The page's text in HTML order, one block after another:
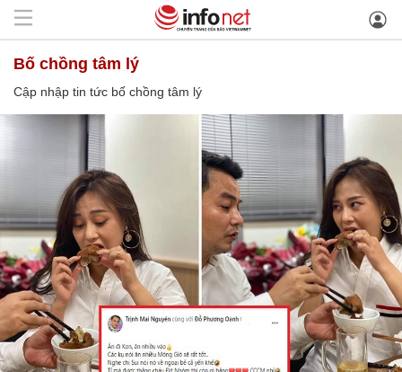
bố chồng tâm lý
Cập nhập tin tức bố chồng tâm lý